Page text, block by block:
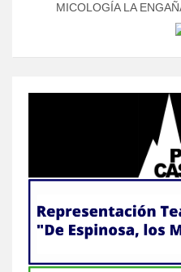
MICOLOGÍA LA